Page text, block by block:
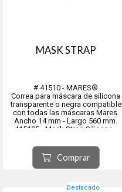
MASK STRAP
# 41510 - MARES®
Correa para máscara de silicona
transparente o negra compatible
con todas las máscaras Mares.
Ancho 14 mm - Largo 560 mm.
415105 - Mask Strap Silicone -
415106 - Mask Strap Silicone -
Black
Comprar
Destacado